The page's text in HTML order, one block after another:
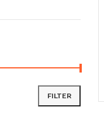
FILTER